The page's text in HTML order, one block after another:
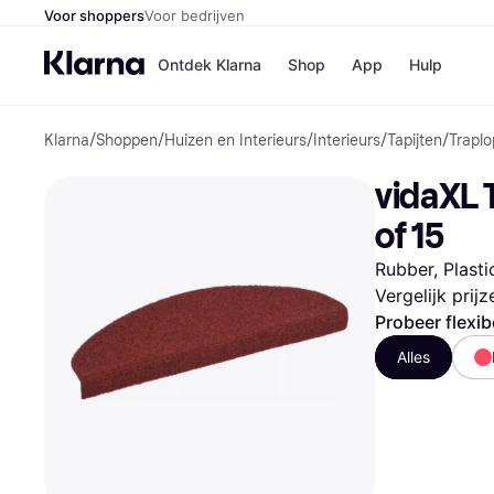
Voor shoppersVoor bedrijven
Ontdek Klarna Shop
Winkels
Bol
App Hulp
Klarna/Shoppen/Huizen en Interieurs/ Interieurs/Tapijten/
vidaXL
of 15
Rubber,
Vergelijk
Probeer
Alles